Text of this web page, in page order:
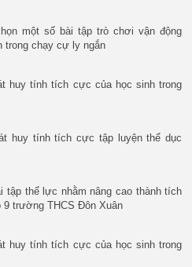
một số bài tập trò chơi vận động
trong chạy cự ly ngắn
huy tính tích cực của học sinh trong
huy tính tích cực tập luyện thể dục
tập thể lực nhằm nâng cao thành tích
9 trường THCS Đôn Xuân
huy tính tích cực của học sinh trong